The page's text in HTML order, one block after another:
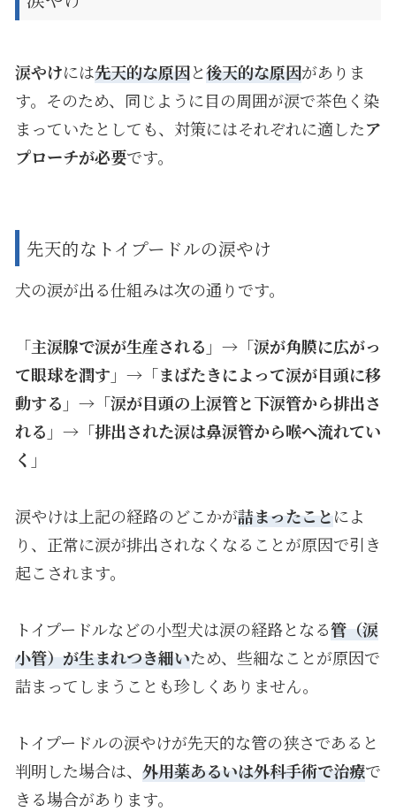
涙やけには先天的な原因と後天的な原因がありま
す。そのため、同じように目の周囲が涙で茶色く染
まっていたとしても、対策にはそれぞれに適したア
プローチが必要です。
先天的なトイプードルの涙やけ
犬の涙が出る仕組みは次の通りです。
「主涙腺で涙が生産される 」→「涙が角膜に広がっ
て眼球を潤す」→「まばたきによって涙が目頭に移
動する 」→「涙が目頭の上涙管と下涙管から排出さ
れる 」→「排出された涙は鼻涙管から喉へ流れてい
く 」
涙やけは上記の経路のどこかが詰まったことによ
り、正常に涙が排出されなくなることが原因で引き
起こされます。
トイプードルなどの小型犬は涙の経路となる管（涙
小管）が生まれつき細いため、些細なことが原因で
詰まってしまうことも珍しくありません。
トイプードルの涙やけが先天的な管の狭さであると
判明した場合は、 外用薬あるいは外科手術で治療で
きる場合があります。